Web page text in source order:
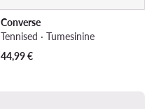
Converse
Tennised · Tumesinine
44,99€